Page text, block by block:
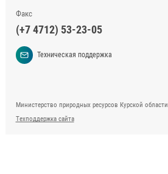
Факс
(+7 4712) 53-23-05
Техническая поддержка
Министерство природных ресурсов Курской области
Техподдержка сайта